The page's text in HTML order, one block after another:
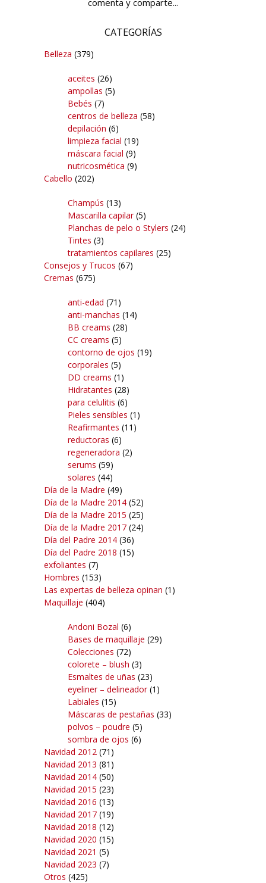
CATEGORÍAS
Belleza (379)
aceites (26)
ampollas (5)
Bebés (7)
centros de belleza (58)
depilación (6)
limpieza facial (19)
máscara facial (9)
nutricosmética (9)
Cabello (202)
Champús (13)
Mascarilla capilar(5)
Planchas de pelo o Stylers (24)
Tintes (3)
tratamientos capilares (25)
Consejos y Trucos (67)
Cremas (675)
anti-edad (71)
anti-manchas (14)
BB creams (28)
CC creams (5)
contorno de ojos (19)
corporales (5)
DD creams (1)
Hidratantes (28)
para celulitis (6)
Pieles sensibles (1)
Reafirmantes (11)
reductoras (6)
regeneradora (2)
serums (59)
solares (44)
Día de la Madre (49)
Día de la Madre 2014 (52)
Día de la Madre 2015 (25)
Día de la Madre 2017 (24)
Día del Padre 2014 (36)
Día del Padre 2018 (15)
exfoliantes (7)
Hombres (153)
Las expertas de belleza opinan (1)
Maquillaje (404)
Andoni Bozal (6)
Bases de maquillaje (29)
Colecciones (72)
colorete – blush (3)
Esmaltes de uñas (23)
eyeliner – delineador(1)
Labiales (15)
Máscaras de pestañas (33)
polvos – poudre (5)
sombra de ojos (6)
Navidad 2012 (71)
Navidad 2013 (81)
Navidad 2014 (50)
Navidad 2015 (23)
Navidad 2016 (13)
Navidad 2017 (19)
Navidad 2018 (12)
Navidad 2020 (15)
Navidad 2021 (5)
Navidad 2023 (7)
Otros (425)